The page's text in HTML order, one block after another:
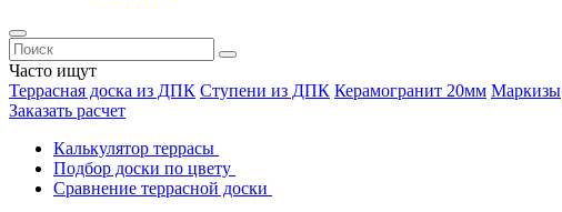
Часто ищут
Террасная доска из ДПК Ступени из ДПК Керамогранит 20мм Маркизы
Заказать расчет
Калькулятор террасы
Подбор доски по цвету
Сравнение террасной доски